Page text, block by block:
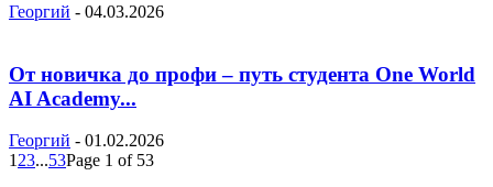
Георгий - 04.03.2026
От новичка до профи – путь студента One World
AI Academy...
Георгий - 01.02.2026
1 23...53Page 1 of 53